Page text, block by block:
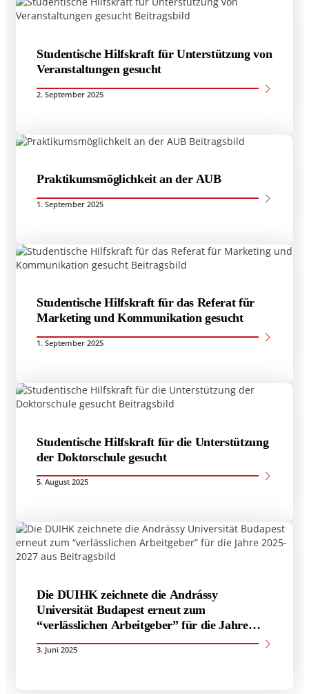
Studentische Hilfskraft für Unterstützung von
Veranstaltungen gesucht
2. September 2025
Praktikumsmöglichkeit an der AUB
1. September 2025
Studentische Hilfskraft für das Referat für
Marketing und Kommunikation gesucht
1. September 2025
Studentische Hilfskraft für die Unterstützung
der Doktorschule gesucht
5. August 2025
Die DUIHK zeichnete die Andrássy
Universität Budapest erneut zum
“verlässlichen Arbeitgeber” für die Jahre
2025-2027 aus
3. Juni 2025